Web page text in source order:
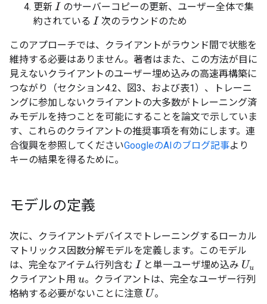
更新 I のサーバーコピーの更新、ユーザー全体で集
約されている I 次のラウンドのため
このアプローチでは、クライアントがラウンド間で状態を
維持する必要はありません。著者はまた、この方法が目に
見えないクライアントのユーザー埋め込みの高速再構築に
つながり（セクション4.2、図3、および表1）、トレーニ
ングに参加しないクライアントの大多数がトレーニング済
みモデルを持つことを可能にすることを論文で示していま
す、これらのクライアントの推奨事項を有効にします。連
合復興を参照してくださいGoogleのAIのブログ記事より
キーの結果を得るために。
モデルの定義
次に、クライアントデバイスでトレーニングするローカル
マトリックス因数分解モデルを定義します。このモデル
は、完全なアイテム行列含む I と単一ユーザ埋め込み Uu
クライアント用 u 。クライアントは、完全なユーザー行列
格納する必要がないことに注意 U 。